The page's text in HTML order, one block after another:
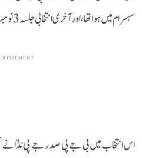
سہسرام میں ہوا تھا، اور آخری انتخابی جلسہ 3 نومبر کو فاربس گنج میں ہوا۔
اس انتخاب میں بی جے پی صدر جے پی نڈّا نے